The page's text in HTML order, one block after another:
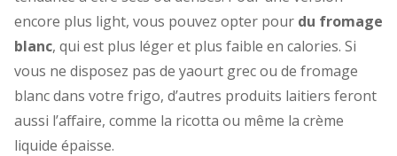
encore plus light, vous pouvez opter pour du fromage
blanc, qui est plus léger et plus faible en calories. Si
vous ne disposez pas de yaourt grec ou de fromage
blanc dans votre frigo, d’autres produits laitiers feront
aussi l’affaire, comme la ricotta ou même la crème
liquide épaisse.